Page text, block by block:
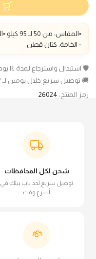
▫️المقاس: من 50 لـ 95 كيلو ▫️الطول : 140سم
▫️ الخامة: كتان قطن
🛡️ استبدال واسترجاع لمدة ١٤ يوم
🚚 توصيل سريع خلال يومين لـ ٣ ايام عمل
رمز المنتج: 26024
شحن لكل المحافظات
توصيل سريع لحد باب بيتك في
أسرع وقت